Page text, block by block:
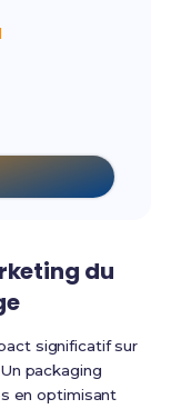
du
significatif sur
packaging
en optimisant